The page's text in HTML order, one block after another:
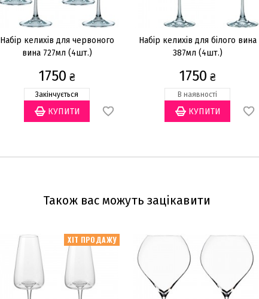
Набір келихів для червоного
вина 727мл (4шт.)
1750 ₴
Закінчується
Набір келихів для білого вина
387мл (4шт.)
1750 ₴
В наявності
Також вас можуть зацікавити
ХІТ ПРОДАЖУ